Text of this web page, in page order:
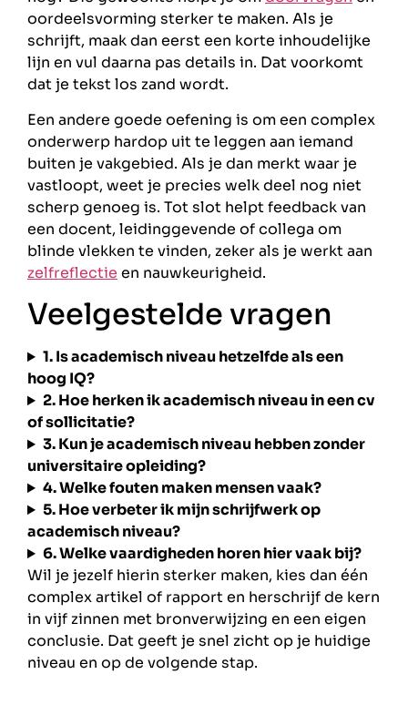
oordeelsvorming sterker te maken. Als je
schrijft, maak dan eerst een korte inhoudelijke
lijn en vul daarna pas details in. Dat voorkomt
dat je tekst los zand wordt.
Een andere goede oefening is om een complex
onderwerp hardop uit te leggen aan iemand
buiten je vakgebied. Als je dan merkt waar je
vastloopt, weet je precies welk deel nog niet
scherp genoeg is. Tot slot helpt feedback van
een docent, leidinggevende of collega om
blinde vlekken te vinden, zeker als je werkt aan
zelfreflectie en nauwkeurigheid.
Veelgestelde vragen
1. Is academisch niveau hetzelfde als een
hoog IQ?
2. Hoe herken ik academisch niveau in een cv
of sollicitatie?
3. Kun je academisch niveau hebben zonder
universitaire opleiding?
4. Welke fouten maken mensen vaak?
5. Hoe verbeter ik mijn schrijfwerk op
academisch niveau?
6. Welke vaardigheden horen hier vaak bij?
Wil je jezelf hierin sterker maken, kies dan één
complex artikel of rapport en herschrijf de kern
in vijf zinnen met bronverwijzing en een eigen
conclusie. Dat geeft je snel zicht op je huidige
niveau en op de volgende stap.